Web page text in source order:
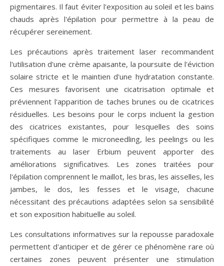
pigmentaires. Il faut éviter l'exposition au soleil et les bains
chauds après l'épilation pour permettre à la peau de
récupérer sereinement.
Les précautions après traitement laser recommandent
l'utilisation d'une crème apaisante, la poursuite de l'éviction
solaire stricte et le maintien d'une hydratation constante.
Ces mesures favorisent une cicatrisation optimale et
préviennent l'apparition de taches brunes ou de cicatrices
résiduelles. Les besoins pour le corps incluent la gestion
des cicatrices existantes, pour lesquelles des soins
spécifiques comme le microneedling, les peelings ou les
traitements au laser Erbium peuvent apporter des
améliorations significatives. Les zones traitées pour
l'épilation comprennent le maillot, les bras, les aisselles, les
jambes, le dos, les fesses et le visage, chacune
nécessitant des précautions adaptées selon sa sensibilité
et son exposition habituelle au soleil.
Les consultations informatives sur la repousse paradoxale
permettent d'anticiper et de gérer ce phénomène rare où
certaines zones peuvent présenter une stimulation